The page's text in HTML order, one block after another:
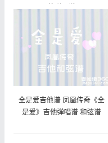
他弹唱谱
全是爱吉他谱 凤凰传奇《全
是爱》吉他弹唱谱 和弦谱